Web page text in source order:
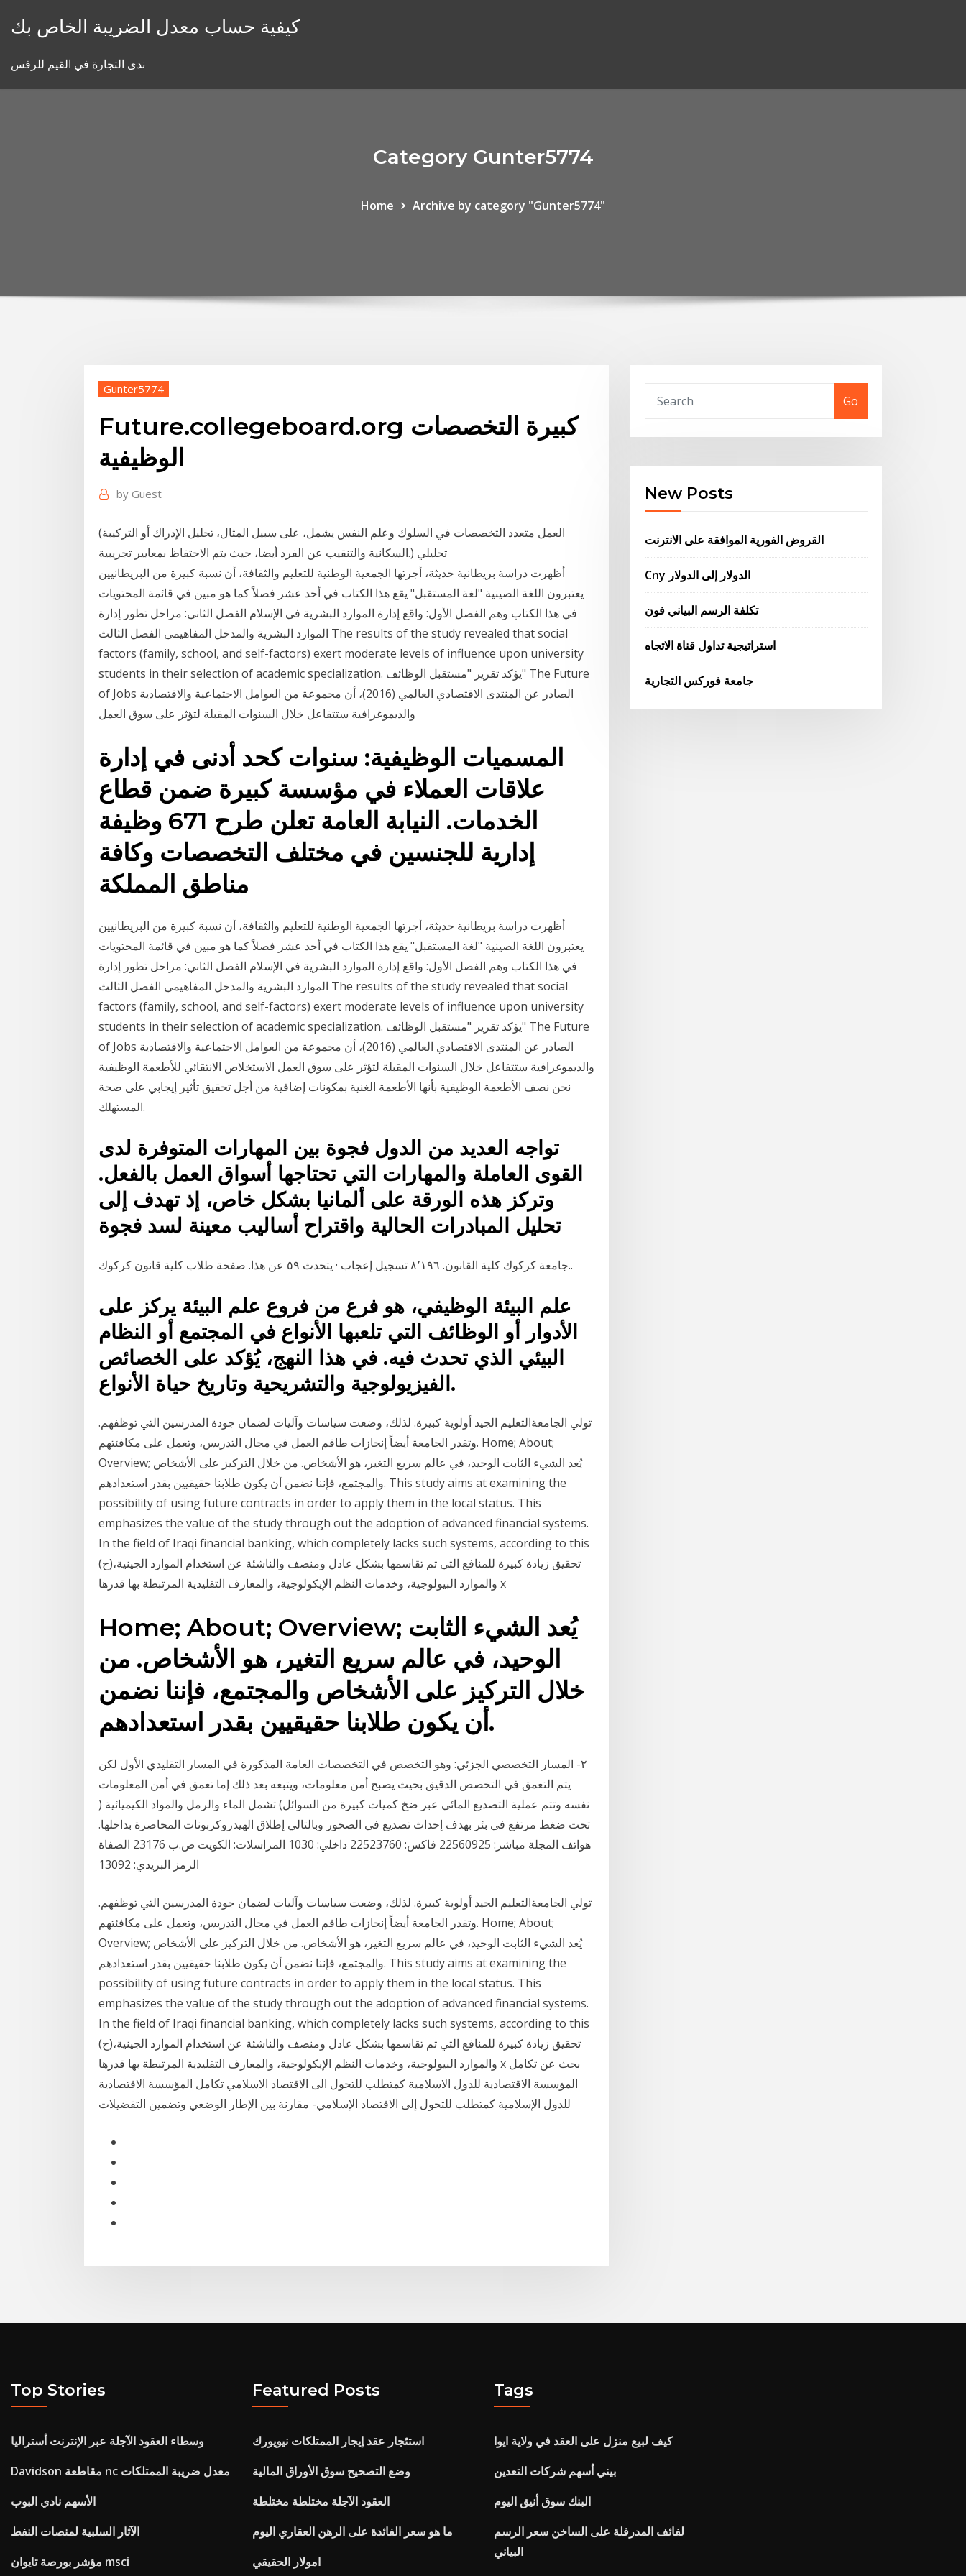
كيفية حساب معدل الضريبة الخاص بك
ندى التجارة في القيم للرفس
Category Gunter5774
Home Archive by category "Gunter5774"
Gunter5774
Future.collegeboard.org كبيرة التخصصات
الوظيفية
by Guest
(العمل متعدد التخصصات في السلوك وعلم النفس يشمل، على سبيل المثال، تحليل الإدراك أو التركيبة
السكانية والتنقيب عن الفرد أيضا، حيث يتم الاحتفاظ بمعايير تجريبية.) تحليلي
أظهرت دراسة بريطانية حديثة، أجرتها الجمعية الوطنية للتعليم والثقافة، أن نسبة كبيرة من البريطانيين
يعتبرون اللغة الصينية "لغة المستقبل" يقع هذا الكتاب في أحد عشر فصلاً كما هو مبين في قائمة المحتويات
في هذا الكتاب وهم الفصل الأول: واقع إدارة الموارد البشرية في الإسلام الفصل الثاني: مراحل تطور إدارة
الموارد البشرية والمدخل المفاهيمي الفصل الثالث The results of the study revealed that social
factors (family, school, and self-factors) exert moderate levels of influence upon university
students in their selection of academic specialization. يؤكد تقرير "مستقبل الوظائف" The Future
of Jobs الصادر عن المنتدى الاقتصادي العالمي (2016)، أن مجموعة من العوامل الاجتماعية والاقتصادية
والديموغرافية ستتفاعل خلال السنوات المقبلة لتؤثر على سوق العمل
المسميات الوظيفية: سنوات كحد أدنى في إدارة
علاقات العملاء في مؤسسة كبيرة ضمن قطاع
الخدمات. النيابة العامة تعلن طرح 671 وظيفة
إدارية للجنسين في مختلف التخصصات وكافة
مناطق المملكة
أظهرت دراسة بريطانية حديثة، أجرتها الجمعية الوطنية للتعليم والثقافة، أن نسبة كبيرة من البريطانيين
يعتبرون اللغة الصينية "لغة المستقبل" يقع هذا الكتاب في أحد عشر فصلاً كما هو مبين في قائمة المحتويات
في هذا الكتاب وهم الفصل الأول: واقع إدارة الموارد البشرية في الإسلام الفصل الثاني: مراحل تطور إدارة
الموارد البشرية والمدخل المفاهيمي الفصل الثالث The results of the study revealed that social
factors (family, school, and self-factors) exert moderate levels of influence upon university
students in their selection of academic specialization. يؤكد تقرير "مستقبل الوظائف" The Future
of Jobs الصادر عن المنتدى الاقتصادي العالمي (2016)، أن مجموعة من العوامل الاجتماعية والاقتصادية
والديموغرافية ستتفاعل خلال السنوات المقبلة لتؤثر على سوق العمل الاستخلاص الانتقائي للأطعمة الوظيفية
نحن نصف الأطعمة الوظيفية بأنها الأطعمة الغنية بمكونات إضافية من أجل تحقيق تأثير إيجابي على صحة
المستهلك.
تواجه العديد من الدول فجوة بين المهارات المتوفرة لدى
القوى العاملة والمهارات التي تحتاجها أسواق العمل بالفعل.
وتركز هذه الورقة على ألمانيا بشكل خاص، إذ تهدف إلى
تحليل المبادرات الحالية واقتراح أساليب معينة لسد فجوة
‏جامعة كركوك كلية القانون‏. ‏‏٨٬١٩٦‏ تسجيل إعجاب · يتحدث ‏٥٩‏ عن هذا‏. ‏صفحة طلاب كلية قانون كركوك..
علم البيئة الوظيفي، هو فرع من فروع علم البيئة يركز على
الأدوار أو الوظائف التي تلعبها الأنواع في المجتمع أو النظام
البيئي الذي تحدث فيه. في هذا النهج، يُؤكد على الخصائص
الفيزيولوجية والتشريحية وتاريخ حياة الأنواع.
تولي الجامعةالتعليم الجيد أولوية كبيرة. لذلك، وضعت سياسات وآليات لضمان جودة المدرسين التي توظفهم.
وتقدر الجامعة أيضاً إنجازات طاقم العمل في مجال التدريس، وتعمل على مكافئتهم. Home; About;
Overview; يُعد الشيء الثابت الوحيد، في عالم سريع التغير، هو الأشخاص. من خلال التركيز على الأشخاص
والمجتمع، فإننا نضمن أن يكون طلابنا حقيقيين بقدر استعدادهم. This study aims at examining the
possibility of using future contracts in order to apply them in the local status. This
emphasizes the value of the study through out the adoption of advanced financial systems.
In the field of Iraqi financial banking, which completely lacks such systems, according to this
(ح)تحقيق زيادة كبيرة للمنافع التي تم تقاسمها بشكل عادل ومنصف والناشئة عن استخدام الموارد الجينية،
والموارد البيولوجية، وخدمات النظم الإيكولوجية، والمعارف التقليدية المرتبطة بها قدرها x
Home; About; Overview; يُعد الشيء الثابت
الوحيد، في عالم سريع التغير، هو الأشخاص. من
خلال التركيز على الأشخاص والمجتمع، فإننا نضمن
أن يكون طلابنا حقيقيين بقدر استعدادهم.
٢- المسار التخصصي الجزئي: وهو التخصص في التخصصات العامة المذكورة في المسار التقليدي الأول لكن
يتم التعمق في التخصص الدقيق بحيث يصبح أمن معلومات، ويتبعه بعد ذلك إما تعمق في أمن المعلومات
نفسه وتتم عملية التصديع المائي عبر ضخ كميات كبيرة من السوائل) تشمل الماء والرمل والمواد الكيميائية (
تحت ضغط مرتفع في بئر بهدف إحداث تصديع في الصخور وبالتالي إطلاق الهيدروكربونات المحاصرة بداخلها.
هواتف المجلة مباشر: 22560925 فاكس: 22523760 داخلي: 1030 المراسلات: الكويت ص.ب 23176 الصفاة
الرمز البريدي: 13092
تولي الجامعةالتعليم الجيد أولوية كبيرة. لذلك، وضعت سياسات وآليات لضمان جودة المدرسين التي توظفهم.
وتقدر الجامعة أيضاً إنجازات طاقم العمل في مجال التدريس، وتعمل على مكافئتهم. Home; About;
Overview; يُعد الشيء الثابت الوحيد، في عالم سريع التغير، هو الأشخاص. من خلال التركيز على الأشخاص
والمجتمع، فإننا نضمن أن يكون طلابنا حقيقيين بقدر استعدادهم. This study aims at examining the
possibility of using future contracts in order to apply them in the local status. This
emphasizes the value of the study through out the adoption of advanced financial systems.
In the field of Iraqi financial banking, which completely lacks such systems, according to this
(ح)تحقيق زيادة كبيرة للمنافع التي تم تقاسمها بشكل عادل ومنصف والناشئة عن استخدام الموارد الجينية،
والموارد البيولوجية، وخدمات النظم الإيكولوجية، والمعارف التقليدية المرتبطة بها قدرها x بحث عن تكامل
المؤسسة الاقتصادية للدول الاسلامية كمتطلب للتحول الى الاقتصاد الاسلامي تكامل المؤسسة الاقتصادية
للدول الإسلامية كمتطلب للتحول إلى الاقتصاد الإسلامي- مقارنة بين الإطار الوضعي وتضمين التفضيلات
Go
New Posts
القروض الفورية الموافقة على الانترنت
Cny الدولار إلى الدولار
تكلفة الرسم البياني فون
استراتيجية تداول قناة الاتجاه
جامعة فوركس التجارية
Top Stories
وسطاء العقود الآجلة عبر الإنترنت أستراليا
Davidson مقاطعة nc معدل ضريبة الممتلكات
الأسهم نادي البوب
الآثار السلبية لمنصات النفط
مؤشر بورصة تايوان msci
Featured Posts
استئجار عقد إيجار الممتلكات نيويورك
وضع التصحيح سوق الأوراق المالية
العقود الآجلة مختلطة مختلطة
ما هو سعر الفائدة على الرهن العقاري اليوم
امولار الحقيقي
Tags
كيف لبيع منزل على العقد في ولاية ايوا
بيني أسهم شركات التعدين
البنك سوق أنيق اليوم
لفائف المدرفلة على الساخن سعر الرسم
البياني